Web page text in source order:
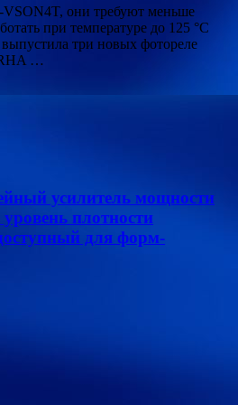
VSON4T, они требуют меньше
при температуре до 125 °C
три новых фотореле
…
усилитель мощности
плотности
для форм-